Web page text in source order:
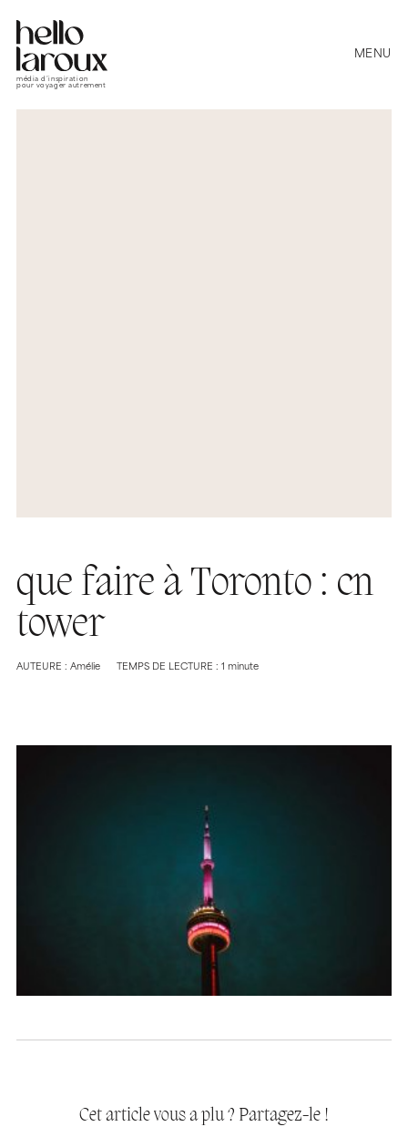
média d’inspiration
pour voyager autrement
MENU
que faire à Toronto : cn
tower
AUTEURE : Amélie TEMPS DE LECTURE : 1 minute
Cet article vous a plu ? Partagez-le !